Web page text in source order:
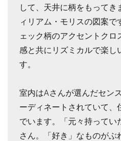
して、天井に柄をもってき
ィリアム・モリスの図案
ェック柄のアクセントク
感と共にリズミカルで楽し
す。
室内はAさんが選んだセン
ーディネートされていて、
でいます。「元々持ってい
さん。「好き」なものがぶ